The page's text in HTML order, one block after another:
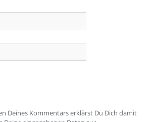
Deines Kommentars erklärst Du Dich damit